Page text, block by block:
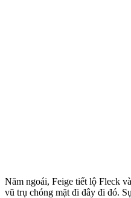
Năm ngoái, Feige tiết lộ Fleck
vũ trụ chóng mặt đi đây đi đó.